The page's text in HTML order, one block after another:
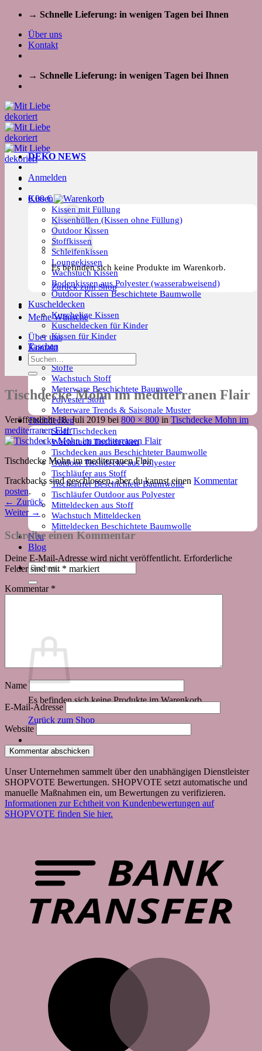
Zum
springen
→ Schnelle Lieferung: in wenigen Tagen bei Ihnen
Über uns
Kontakt
→ Schnelle Lieferung: in wenigen Tagen bei Ihnen
Kissen
Kissen mit Füllung
Kissenhüllen (Kissen ohne Füllung)
Outdoor Kissen
Stoffkissen
Schleifenkissen
Loungekissen
Wachstuch Kissen
Bodenkissen aus Polyester (wasserabweisend)
Outdoor Kissen Beschichtete Baumwolle
Kuscheldecken
Kuschelige Kissen
Kuscheldecken für Kinder
Kissen für Kinder
Taschen
Meterware
Stoffe
Wachstuch Stoff
Meterware Beschichtete Baumwolle
Polyester Stoff
Meterware Trends & Saisonale Muster
Tischdecken
Stoff Tischdecken
Wachstuch Tischdecken
Tischdecken aus Beschichteter Baumwolle
Outdoor Tischdecke aus Polyester
Tischläufer aus Stoff
Tischläufer Beschichtete Baumwolle
Tischläufer Outdoor aus Polyester
Mitteldecken aus Stoff
Wachstuch Mitteldecken
Mitteldecken Beschichtete Baumwolle
Neu
Blog
Suchen
nach:
Es befinden sich keine Produkte im Warenkorb.
Zurück zum Shop
DEKO NEWS
Anmelden
0,00€
Es befinden sich keine Produkte im Warenkorb.
Zurück zum Shop
Meine Wünsche
Über uns
Kontakt
Suchen
nach:
Tischdecke Mohn im mediterranen Flair
Veröffentlicht18. Juli 2019 bei 800 × 800 in Tischdecke Mohn im
mediterranen Flair
Tischdecke Mohn im mediterranen Flair
Trackbacks sind geschlossen, aber du kannst einen Kommentar
posten.
← Zurück
Weiter →
Schreibe einen Kommentar
Deine E-Mail-Adresse wird nicht veröffentlicht. Erforderliche
Felder sind mit* markiert
Kommentar *
Name
E-Mail-Adresse
Website
Unser Unternehmen sammelt über den unabhängigen Dienstleister
SHOPVOTE Bewertungen. SHOPVOTE setzt automatische und
manuelle Maßnahmen ein, um Bewertungen zu verifizieren.
Informationen zur Echtheit von Kundenbewertungen auf
SHOPVOTE finden Sie hier.